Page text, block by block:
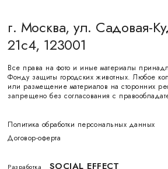
г. Москва, ул. Садовая-
21с4, 123001
Все права на фото и иные материалы
Фонду защиты городских животных. Любое
или размещение материалов на сторонних
запрещено без согласования с
Политика обработки персональных данных
Договор-оферта
Разработка SOCIAL EFFECT